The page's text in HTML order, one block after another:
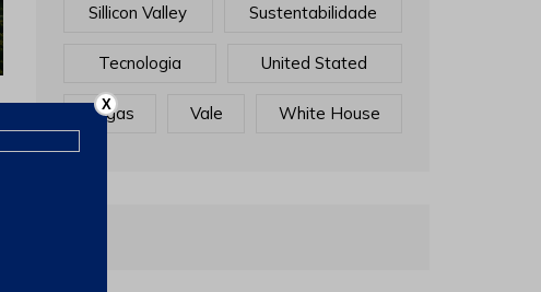
Sillicon Valley Sustentabilidade
Tecnologia United Stated
Vagas Vale White House
X